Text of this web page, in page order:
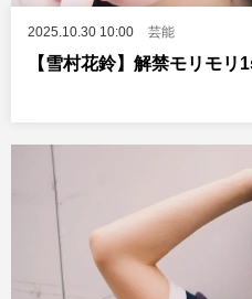
2025.10.30 10:00 芸能
【雪村花鈴】解禁モリモリ